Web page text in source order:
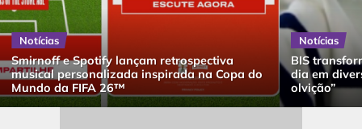
Notícias
Smirnoff e Spotify lançam retrospectiva
musical personalizada inspirada na Copa do
Mundo da FIFA 26™
Notícias
BIS
dia em
olvição”